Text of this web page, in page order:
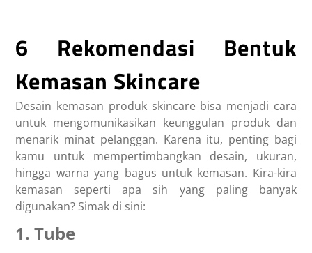
6 Rekomendasi Bentuk
Kemasan Skincare
Desain kemasan produk skincare bisa menjadi cara
untuk mengomunikasikan keunggulan produk dan
menarik minat pelanggan. Karena itu, penting bagi
kamu untuk mempertimbangkan desain, ukuran,
hingga warna yang bagus untuk kemasan. Kira-kira
kemasan seperti apa sih yang paling banyak
digunakan? Simak di sini:
1. Tube